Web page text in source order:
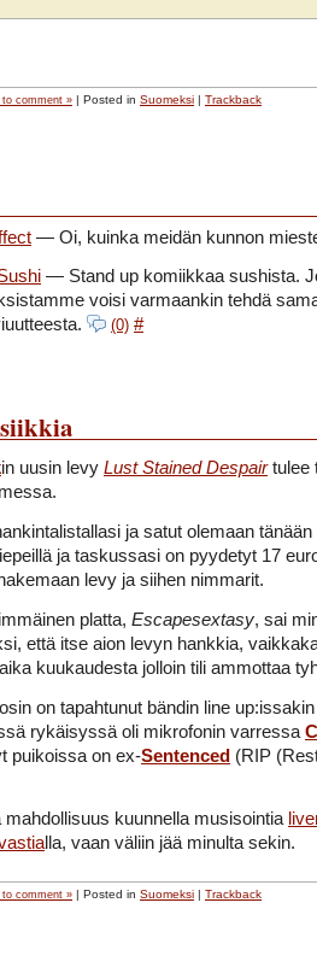
to comment » | Posted in Suomeksi Trackback
— Oi, kuinka meidän kunnon
— Stand up komiikkaa sushista.
voisi varmaankin tehdä
(0) #
in uusin levy Lust Stained Despairtulee
ja satut olemaan
ja taskussasi on pyydetyt 17
levy ja siihen nimmarit.
platta, Escapesextasy, sai
että itse aion levyn hankkia,
kuukaudesta jolloin tili ammottaa
on tapahtunut bändin line
rykäisyssä oli mikrofonin varressa
puikoissa on ex-Sentenced (RIP
mahdollisuus kuunnella musisointia
lla, vaan väliin jää minulta sekin.
to comment » | Posted in Suomeksi | Trackback